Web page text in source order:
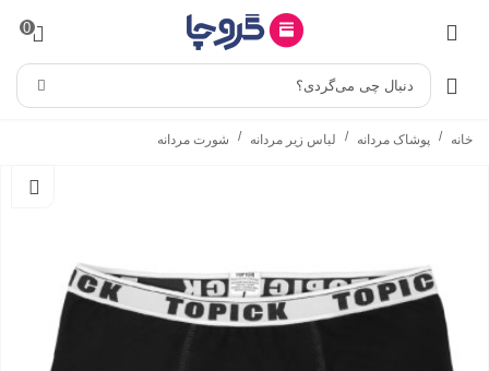
0
دنبال چی می‌گردی؟
خانه / پوشاک مردانه / لباس زیر مردانه / شورت مردانه